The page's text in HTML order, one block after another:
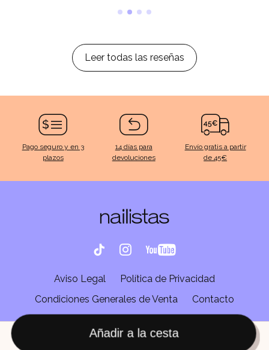
Añadir a la cesta
Leer todas las reseñas
Pago seguro y en 3
plazos
14 días para
devoluciones
Envío gratis a partir
de 45€
Aviso Legal
Política de Privacidad
Condiciones Generales de Venta
Contacto